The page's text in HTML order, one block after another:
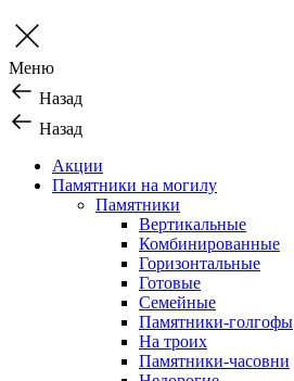
Меню
Назад
Назад
Акции
Памятники на могилу
Памятники
Вертикальные
Комбинированные
Горизонтальные
Готовые
Семейные
Памятники-голгофы
На троих
Памятники-часовни